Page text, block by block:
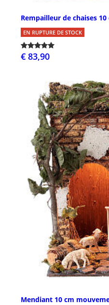
Rempailleur de chaises
EN RUPTURE DE STOCK
€ 83,90
Mendiant 10 cm